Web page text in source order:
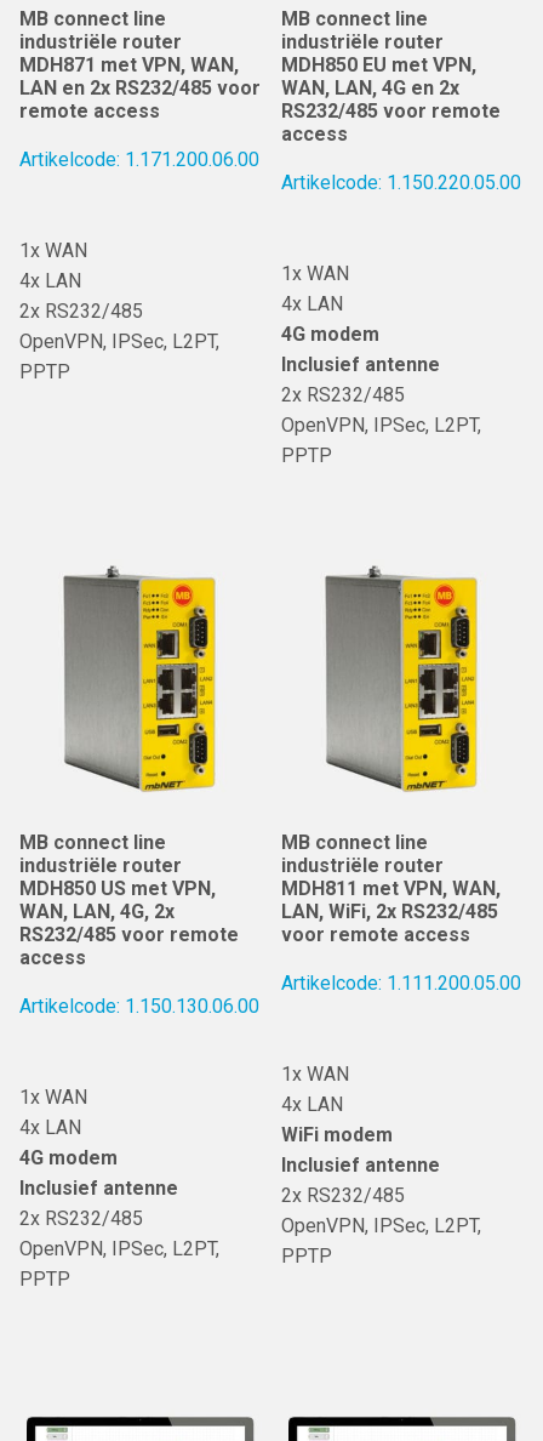
MB connect line
industriële router
MDH871 met VPN, WAN,
LAN en 2x RS232/485 voor
remote access
Artikelcode: 1.171.200.06.00
1x WAN
4x LAN
2x RS232/485
OpenVPN, IPSec, L2PT,
PPTP
MB connect line
industriële router
MDH850 EU met VPN,
WAN, LAN, 4G en 2x
RS232/485 voor remote
access
Artikelcode: 1.150.220.05.00
1x WAN
4x LAN
4G modem
Inclusief antenne
2x RS232/485
OpenVPN, IPSec, L2PT,
PPTP
MB connect line
industriële router
MDH850 US met VPN,
WAN, LAN, 4G, 2x
RS232/485 voor remote
access
Artikelcode: 1.150.130.06.00
1x WAN
4x LAN
4G modem
Inclusief antenne
2x RS232/485
OpenVPN, IPSec, L2PT,
PPTP
MB connect line
industriële router
MDH811 met VPN, WAN,
LAN, WiFi, 2x RS232/485
voor remote access
Artikelcode: 1.111.200.05.00
1x WAN
4x LAN
WiFi modem
Inclusief antenne
2x RS232/485
OpenVPN, IPSec, L2PT,
PPTP